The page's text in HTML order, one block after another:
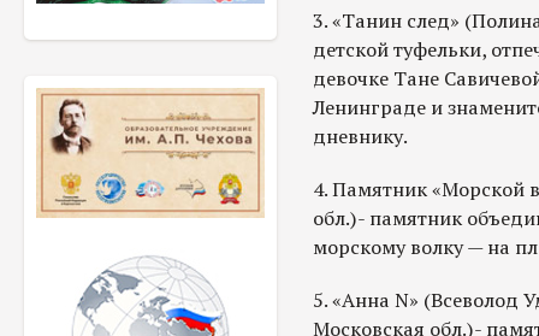
3. «Танин след»
детской туфельки,
девочке Тане
Ленинграде и
дневнику.
4. Памятник «Морской
обл.)- памятник
морскому волку — на
5. «Анна N» (Всеволод
Московская обл.)-